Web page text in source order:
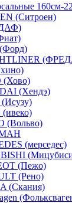
160см-
(Ситроен)
(Хово)
(Хендэ)
(Вольво)
(мерседес)
(Пежо)
(Рено)
(Скания)